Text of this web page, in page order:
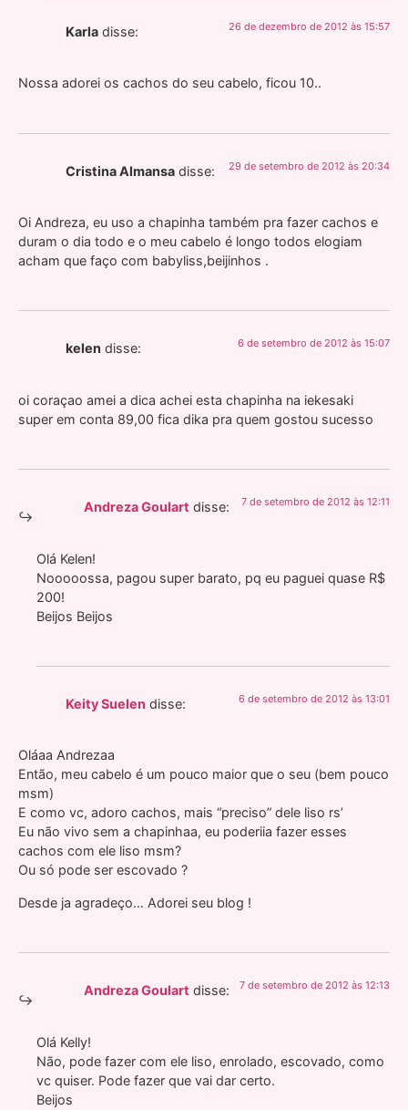
Karla disse: 26 de dezembro de 2012 às 15:57
Nossa adorei os cachos do seu cabelo, ficou 10..
Cristina Almansa disse: 29 de setembro de 2012 às 20:34
Oi Andreza, eu uso a chapinha também pra fazer cachos e
duram o dia todo e o meu cabelo é longo todos elogiam
acham que faço com babyliss,beijinhos .
kelen disse: 6 de setembro de 2012 às 15:07
oi coraçao amei a dica achei esta chapinha na iekesaki
super em conta 89,00 fica dika pra quem gostou sucesso
Andreza Goulart disse: 7 de setembro de 2012 às 12:11
Olá Kelen!
Nooooossa, pagou super barato, pq eu paguei quase R$
200!
Beijos Beijos
Keity Suelen disse: 6 de setembro de 2012 às 13:01
Oláaa Andrezaa
Então, meu cabelo é um pouco maior que o seu (bem pouco
msm)
E como vc, adoro cachos, mais “preciso” dele liso rs’
Eu não vivo sem a chapinhaa, eu poderiia fazer esses
cachos com ele liso msm?
Ou só pode ser escovado ?
Desde ja agradeço… Adorei seu blog !
Andreza Goulart disse: 7 de setembro de 2012 às 12:13
Olá Kelly!
Não, pode fazer com ele liso, enrolado, escovado, como
vc quiser. Pode fazer que vai dar certo.
Beijos